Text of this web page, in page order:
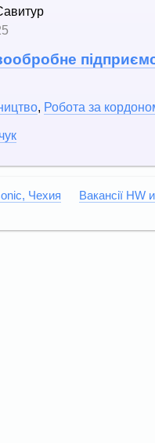
, Робота за
Чехия
Вакансії